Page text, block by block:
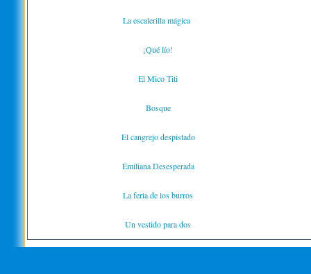
La escalerilla mágica
¡Qué lío!
El Mico Titi
Bosque
El cangrejo despistado
Emiliana Desesperada
La feria de los burros
Un vestido para dos